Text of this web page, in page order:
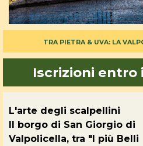
TRA PIETRA & UVA: LA
Iscrizioni entro
L'arte degli scalpellini
Il borgo di San Giorgio di
Valpolicella, tra "I più Belli